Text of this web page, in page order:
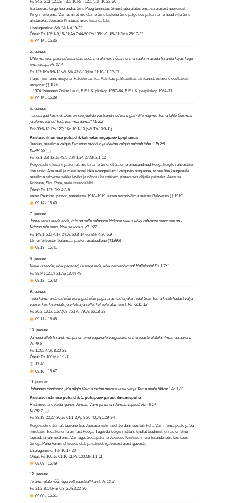
Ps 84:2-5,11-12;1Sm 3:1-10;Rm 12:1-5;Jh 10:22-30
Isa taevas, kõige hea andja, Sinu Poeg tunnistas Sinust juba alates oma varajasest noorusest.
Kingi meile oma Vaimu, nii et me elame Sinu lastena Sinu palge ees ja kanname head vilja Sinu
ülistuseks. Jeesuse Kristuse, meie Issanda läbi.
Lisalugemine: Srk 24:1-4,19-22
Õhtul: Ps 135:1-9,15-21;Ap 7:44-50;Ps 135:1-9, 15-21;2Ms 25:17-22
09.16 - 15.36
5. jaanuar
Ühte ma olen palunud Issandalt; seda ma üksnes nõuan, et ma saaksin asuda Issanda kojas kogu
oma eluaja. Ps 27:4
Ps 127;1Kn 8:6-13 või Srk 47:8-10;Ilm 21:10-11,22-27
Hans Tiismann, misjonär Palestiinas, Ida-Aafrikas ja Brasiilias, afrikanist, esimene eestlasest
misjonär († 1886)
† 1974 Johannes Oskar Lauri, E.E.L.K. piiskop 1957–64, E.E.L.K. peapiiskop 1964–71
09.15 - 15.38
6. jaanuar
Tähetargad küsisid: „Kus on see juutide vastsündinud kuningas? Me nägime Tema tähte tõusmas
ja oleme tulnud Teda kummardama.“ Mt 2:2
Srk 39:6-13; Ps 127; 1Kn 10:1-10 (või Tb 13:9-11)
Kristuse ilmumise püha ehk kolmekuningapäev Epiphanias
Jeesus, maailma valgus Pimedus möödub ja tõeline valgus paistab juba. 1Jh 2:8
KLPR 55
Ps 72:1-3,8-12;Js 49:5-7;Kl 1:24-27;Mt 2:1-12
Kõigeväeline Issand ja Jumal, me täname Sind, et Sa oma ainusündinud Poega kõigile rahvastele
ilmutasid. Aita meil ja meie lastel käia evangeeliumi valguses ning anna, et see üha kaugemale
maailma rahvaste sekka leviks ja nõnda üha rohkem pimeduses olijaile paistaks. Jeesuse
Kristuse, Sinu Poja, meie Issanda läbi.
Õhtul: Ps 127; 2Kr 4:3-6
Valter Paucker, pastor, enamlaste 1918–1919. aasta terrorivõimu märter Rakveres († 1919)
09.14- 15.40
7. jaanuar
Jumal tahtis teada anda, mis on selle saladuse kirkuse rikkus kõigi rahvaste seas; see on -
Kristus teie sees, kirkuse lootus. Kl 1:27
Ps 149:1-5;Ef 4:17-24;Js 60:8-14 või Brk 4:36-5:9
Elmar Silvester Salumaa, pastor, usuteadlane (†1996)
09.13 - 15.41
8. jaanuar
Kiitke Issandat, kõik paganad, ülistage teda, kõik rahvahõimud! Halleluuja! Ps 117:1
Ps 99;Mt 12:14-21;Ap 13:44-49
09.12 - 15.43
9. jaanuar
Teda kummardavad kõik kuningad; kõik paganarahvad orjaku Teda! Sest Tema kisub hädast välja
vaese, kes kisendab, ja viletsa ja selle, kel pole abimeest. Ps 72:11-12
Ps 20:2-10;Lk 1:67,(68-75,)76-79;Js 66:18-23
09.11 - 15.45
10. jaanuar
Ja nüüd ütleb Issand, ma panen Sind paganaile valguseks, et mu pääste ulatuks ilmamaa ääreni.
Js 49:6
Ps 110:1-4;Sk 8:20-23;
Õhtul: Ps 100;Mk 1:1-11
17.48
09.10 - 15.47
11. jaanuar
Johannes tunnistas: „Ma nägin Vaimu tuvina taevast laskuvat ja Tema peale jäävat.“ Jh 1:32
Kristuse ristimise püha ehk 1. pühapäev pärast ilmumispüha
Ristimise and Keda iganes Jumala Vaim juhib, on Jumala lapsed. Rm 8:14
KLPR 7
Ps 89:19-22,27-30;Js 61:1-3;Ap 8:26-40;Jh 1:29-34
Kõigeväeline Jumal, taevane Isa, Jeesuse ristimisel Jordani jões tuli Püha Vaim Tema peale ja Sa
ilmutasid Teda kui oma armast Poega. Tugevda kõigis ristituis kindlat teadmist, et nad on Sinu
lapsed, ja juhi neid oma Vaimuga. Seda palume Jeesuse Kristuse, meie Issanda läbi, kes koos
Sinuga Püha Vaimu ühtsuses elab ja valitseb igavesest ajast igavesti.
Lisalugemine: Trk 10:17-20
Õhtul: Ps 100;Js 61:10-11;Ps 100;Mk 1:1-11
09.09 - 15.49
12. jaanuar
Te ammutate rõõmuga vett päästeallikaist. Js 12:3
Ps 21:2-8,14;Rm 6:3-5;Jh 3:22-30
09.08 - 15.51